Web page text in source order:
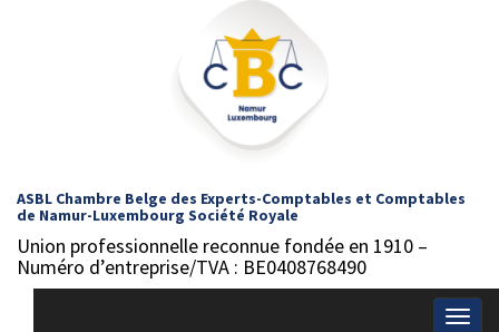
ASBL Chambre Belge des Experts-Comptables et Comptables
de Namur-Luxembourg Société Royale
Union professionnelle reconnue fondée en 1910 –
Numéro d’entreprise/TVA : BE0408768490